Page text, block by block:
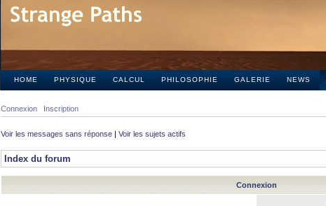
HOME PHYSIQUE CALCUL PHILOSOPHIE GALERIE NEWS
Connexion Inscription
Voir les messages sans réponse | Voir les sujets actifs
Index du forum
Connexion